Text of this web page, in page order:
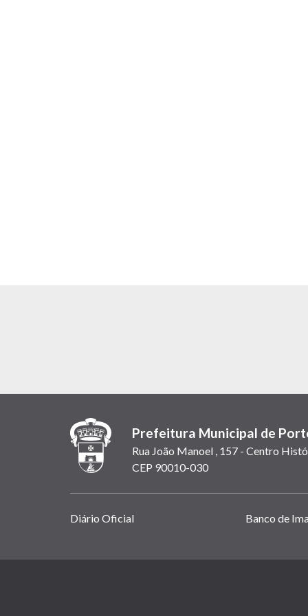
Prefeitura Municipal de
Rua João Manoel , 157 - Centro
CEP 90010-030
Links
Diário Oficial Banco de